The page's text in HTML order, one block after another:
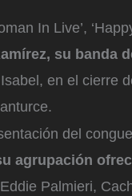
In Live’,
su banda
en el cierre
del
agrupación
Palmieri,